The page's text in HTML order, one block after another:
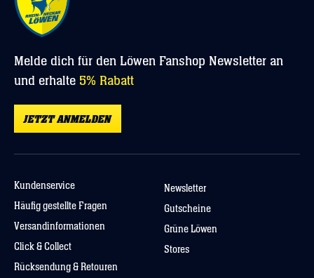
Melde dich für den Löwen Fanshop Newsletter an
und erhalte 5% Rabatt
JETZT ANMELDEN
Kundenservice
Häufig gestellte Fragen
Versandinformationen
Click & Collect
Rücksendung & Retouren
Newsletter
Gutscheine
Grüne Löwen
Stores